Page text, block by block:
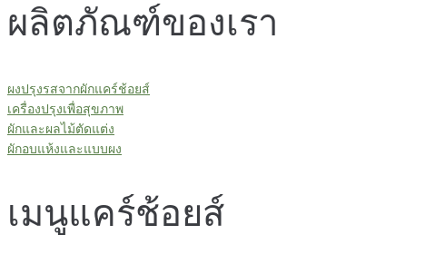
ผลิตภัณฑ์ของเรา
ผงปรุงรสจากผักแคร์ช้อยส์
เครื่องปรุงเพื่อสุขภาพ
ผักและผลไม้ตัดแต่ง
ผักอบแห้งและแบบผง
เมนูแคร์ช้อยส์